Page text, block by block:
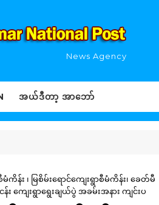
News Agency
အယ်ဒီတာ့ အာဘော်
း ၊ မြစိမ်းရောင်ကျေးရွာစီမံကိန်း၊ ခေတ်မီ
ကျေးရွာရွေးချယ်ပွဲ အခမ်းအနား ကျင်းပ